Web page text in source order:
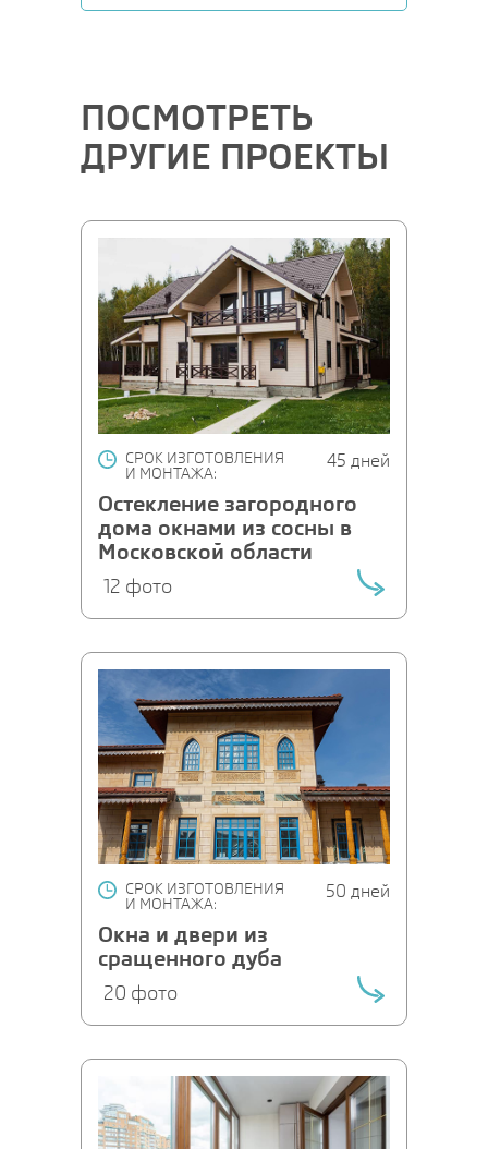
ПОСМОТРЕТЬ
ДРУГИЕ ПРОЕКТЫ
СРОК ИЗГОТОВЛЕНИЯ
И МОНТАЖА:
45 дней
Остекление загородного
дома окнами из сосны в
Московской области
12 фото
СРОК ИЗГОТОВЛЕНИЯ
И МОНТАЖА:
50 дней
Окна и двери из
сращенного дуба
20 фото